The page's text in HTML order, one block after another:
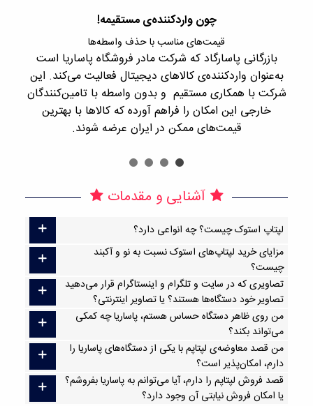
چون واردکننده‌ی مستقیمه!
قیمت‌های مناسب با حذف واسطه‌ها
بازرگانی پاسارگاد که شرکت مادر فروشگاه پاساریا است
به‌عنوان واردکننده‌ی کالاهای دیجیتال فعالیت می‌کند. این
شرکت با همکاری مستقیم و بدون واسطه با تامین‌کنندگان
خارجی این امکان را فراهم آورده که کالاها با بهترین
قیمت‌های ممکن در ایران عرضه شوند.
آشنایی و مقدمات
لپتاپ استوک چیست؟ چه انواعی دارد؟
مزایای خرید لپتاپ‌های استوک نسبت به نو و آکبند
چیست؟
تصاویری که در سایت و تلگرام و اینستاگرام قرار می‌دهید
تصاویر خود دستگاه‌ها هستند؟ یا تصاویر اینترنتی؟
من روی ظاهر دستگاه حساس هستم، پاساریا چه کمکی
می‌تواند بکند؟
من قصد معاوضه‌ی لپتاپم با یکی از دستگاه‌های پاساریا را
دارم، امکان‌پذیر است؟
قصد فروش لپتاپم را دارم، آیا می‌توانم به پاساریا بفروشم؟
یا امکان فروش نیابتی آن وجود دارد؟